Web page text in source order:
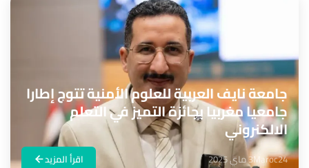
جامعة نايف العربية للعلوم الأمنية تتوج إطارا
جامعيا مغربيا بجائزة التميز في التعلم
الالكنروني
Maroc243 ماي 2025 اقرأ المزيد